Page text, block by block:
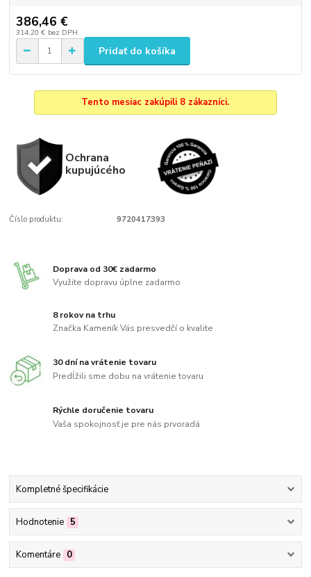
386,46 €
314,20 € bez DPH
Pridať do košíka
Tento mesiac zakúpili 8 zákazníci.
Ochrana
kupujúcého
Číslo produktu: 9720417393
Doprava od 30€ zadarmo
Využite dopravu úplne zadarmo
8 rokov na trhu
Značka Kameník Vás presvedčí o kvalite
30 dní na vrátenie tovaru
Predĺžili sme dobu na vrátenie tovaru
Rýchle doručenie tovaru
Vaša spokojnosť je pre nás prvoradá
Kompletné špecifikácie
Hodnotenie 5
Komentáre 0